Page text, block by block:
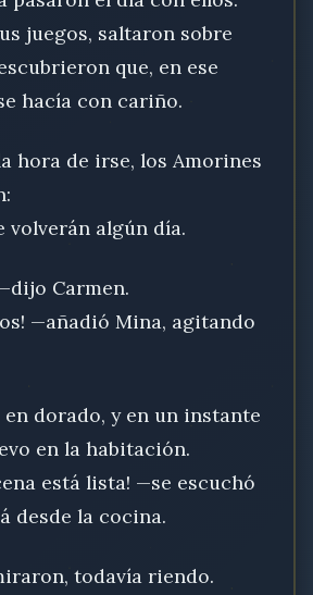
juegos, saltaron sobre
que, en ese
hacía con cariño.
hora de irse, los Amorines
volverán algún día.
Carmen.
—añadió Mina, agitando
dorado, y en un instante
en la habitación.
está lista! —se escuchó
desde la cocina.
todavía riendo.